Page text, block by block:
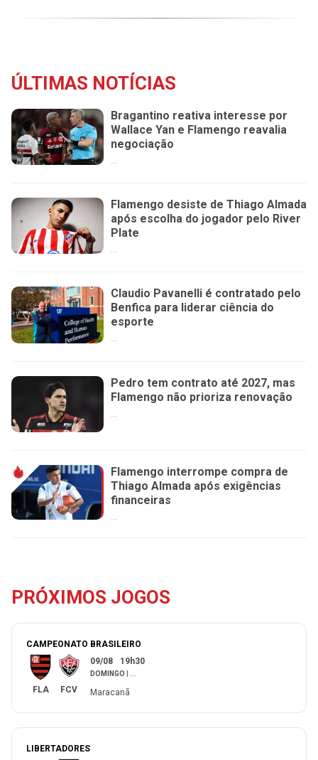
ÚLTIMAS NOTÍCIAS
Bragantino reativa interesse por
Wallace Yan e Flamengo reavalia
negociação
...
Flamengo desiste de Thiago Almada
após escolha do jogador pelo River
Plate
...
Claudio Pavanelli é contratado pelo
Benfica para liderar ciência do
esporte
...
Pedro tem contrato até 2027, mas
Flamengo não prioriza renovação
Flamengo interrompe compra de
Thiago Almada após exigências
financeiras
...
PRÓXIMOS JOGOS
CAMPEONATO BRASILEIRO
FLA FCV
09/08 19h30
DOMINGO ...
Maracanã
LIBERTADORES